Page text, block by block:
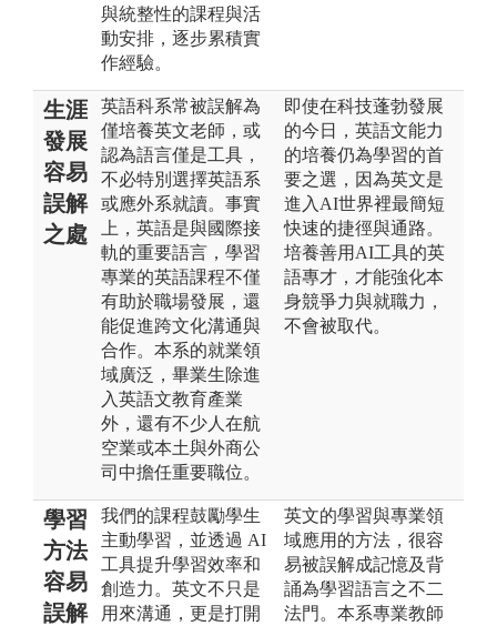
與統整性的課程與活
動安排，逐步累積實
作經驗。
生涯
發展
容易
誤解
之處
英語科系常被誤解為
僅培養英文老師，或
認為語言僅是工具，
不必特別選擇英語系
或應外系就讀。事實
上，英語是與國際接
軌的重要語言，學習
專業的英語課程不僅
有助於職場發展，還
能促進跨文化溝通與
合作。本系的就業領
域廣泛，畢業生除進
入英語文教育產業
外，還有不少人在航
空業或本土與外商公
司中擔任重要職位。
即使在科技蓬勃發展
的今日，英語文能力
的培養仍為學習的首
要之選，因為英文是
進入AI世界裡最簡短
快速的捷徑與通路。
培養善用AI工具的英
語專才，才能強化本
身競爭力與就職力，
不會被取代。
學習
方法
容易
誤解
我們的課程鼓勵學生
主動學習，並透過 AI
工具提升學習效率和
創造力。英文不只是
用來溝通，更是打開
英文的學習與專業領
域應用的方法，很容
易被誤解成記憶及背
誦為學習語言之不二
法門。本系專業教師